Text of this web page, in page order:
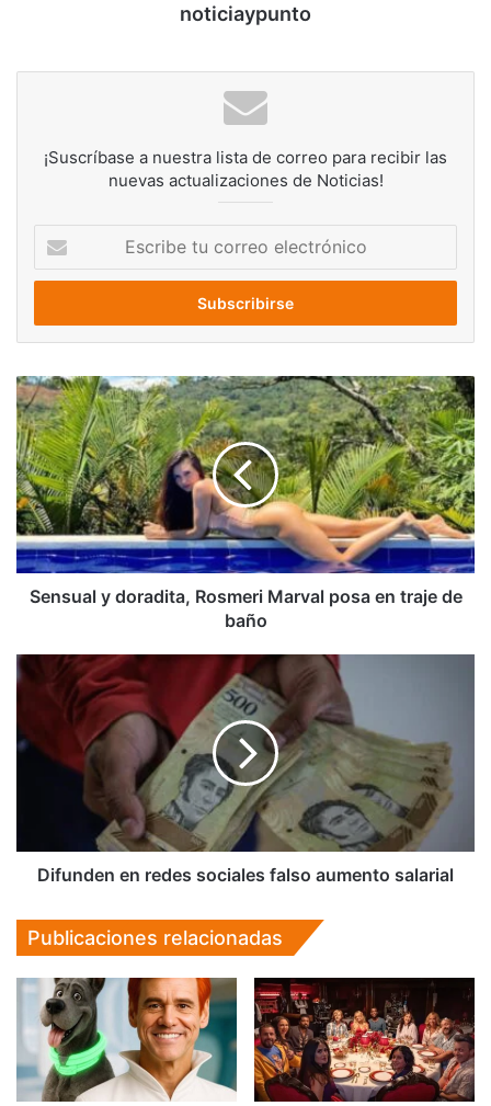
noticiaypunto
¡Suscríbase a nuestra lista de correo para recibir las
nuevas actualizaciones de Noticias!
correo
Sensual
y
doradita,
Rosmeri
Marval
posa
en
traje
de
baño
Sensual y doradita, Rosmeri Marval posa en traje de
baño
Difunden
en
sociales
falso
Difunden en redes sociales falso aumento salarial
Publicaciones relacionadas